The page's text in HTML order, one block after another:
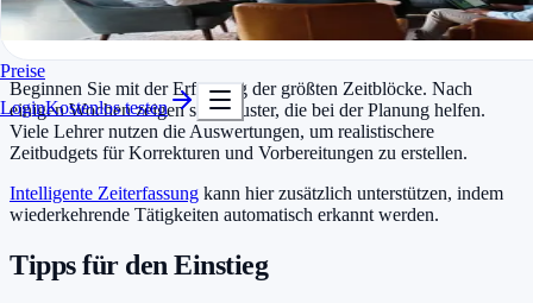
In Minuten startklar
Kostenlos testen
Preise
LoginKostenlos testen
Integration in den Schulalltag
Beginnen Sie mit der Erfassung der größten Zeitblöcke. Nach
einigen Wochen zeigen sich Muster, die bei der Planung helfen.
Viele Lehrer nutzen die Auswertungen, um realistischere
Zeitbudgets für Korrekturen und Vorbereitungen zu erstellen.
Intelligente Zeiterfassung kann hier zusätzlich unterstützen, indem
wiederkehrende Tätigkeiten automatisch erkannt werden.
Tipps für den Einstieg